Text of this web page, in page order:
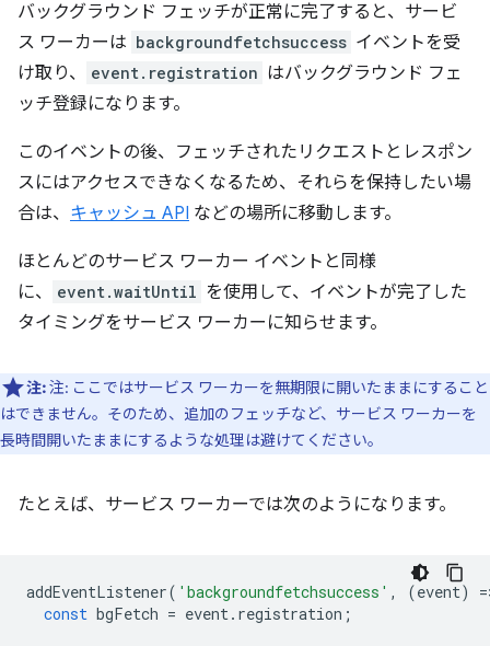
バックグラウンド フェッチが正常に完了すると、サービ
ス ワーカーは backgroundfetchsuccess イベントを受
け取り、
event.registration はバックグラウンド フェ
ッチ登録になります。
このイベントの後、フェッチされたリクエストとレスポン
スにはアクセスできなくなるため、それらを保持したい場
合は、 キャッシュ API などの場所に移動します。
ほとんどのサービス ワーカー イベントと同様
に、
event.waitUntil を使用して、イベントが完了した
タイミングをサービス ワーカーに知らせます。
注:注: ここではサービス ワーカーを無期限に開いたままにすること
はできません。そのため、追加のフェッチなど、サービス ワーカーを
長時間開いたままにするような処理は避けてください。
たとえば、サービス ワーカーでは次のようになります。
addEventListener( 'backgroundfetchsuccess' , (event) =
const bgFetch = event. registration ;